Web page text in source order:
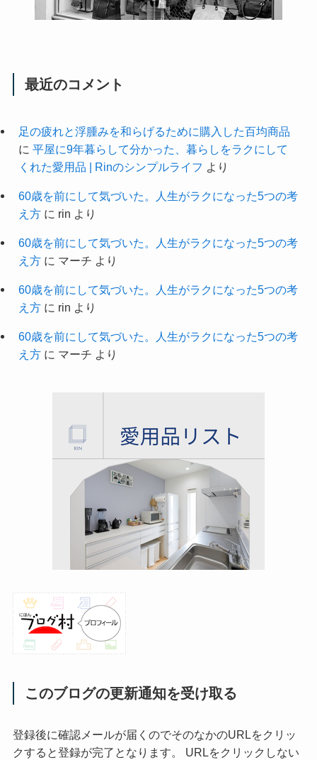
最近のコメント
足の疲れと浮腫みを和らげるために購入した百均商品
に 平屋に9年暮らして分かった、暮らしをラクにして
くれた愛用品 | Rinのシンプルライフ より
60歳を前にして気づいた。人生がラクになった5つの考
え方に rin より
60歳を前にして気づいた。人生がラクになった5つの考
え方に マーチ より
60歳を前にして気づいた。人生がラクになった5つの考
え方に rin より
60歳を前にして気づいた。人生がラクになった5つの考
え方に マーチ より
このブログの更新通知を受け取る
登録後に確認メールが届くのでそのなかのURLをクリッ
クすると登録が完了となります。 URLをクリックしない